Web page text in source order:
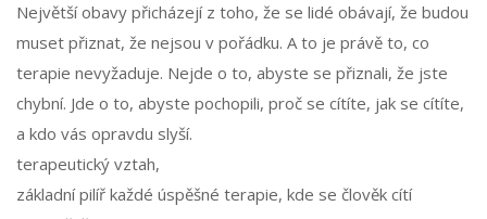
Největší obavy přicházejí z toho, že se lidé obávají, že budou
muset přiznat, že nejsou v pořádku. A to je právě to, co
terapie nevyžaduje. Nejde o to, abyste se přiznali, že jste
chybní. Jde o to, abyste pochopili, proč se cítíte, jak se cítíte,
a kdo vás opravdu slyší.
terapeutický vztah,
základní pilíř každé úspěšné terapie, kde se člověk cítí